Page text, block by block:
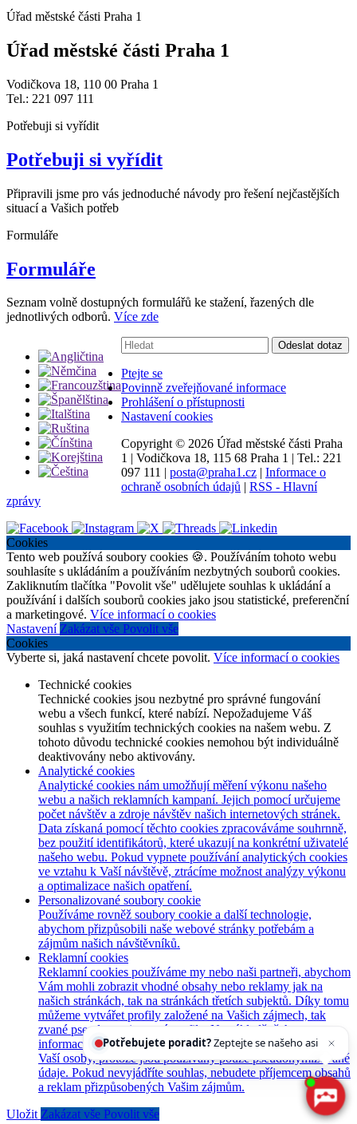
Úřad městské části Praha 1
Úřad městské části Praha 1
Vodičkova 18, 110 00 Praha 1
Tel.: 221 097 111
Potřebuji si vyřídit
Potřebuji si vyřídit
Připravili jsme pro vás jednoduché návody pro řešení nejčastějších
situací a Vašich potřeb
Formuláře
Formuláře
Seznam volně dostupných formulářů ke stažení, řazených dle
jednotlivých odborů. Více zde
Vyhledávání:
Odeslat dotaz
Ptejte se
Povinně zveřejňované informace
Prohlášení o přístupnosti
Nastavení cookies
Copyright © 2026 Úřad městské části Praha
1
Vodičkova 18, 115 68 Praha 1
Tel.: 221
097 111
posta@praha1.cz
Informace o
ochraně osobních údajů
RSS - Hlavní
zprávy
Cookies
Tento web používá soubory cookies 🍪. Používáním tohoto webu
souhlasíte s ukládáním a používáním nezbytných souborů cookies.
Zakliknutím tlačítka "Povolit vše" udělujete souhlas k ukládání a
používání i dalších souborů cookies jako jsou statistické, preferenční
a marketingové. Více informací o cookies
Nastavení Zakázat vše Povolit vše
Cookies
Vyberte si, jaká nastavení chcete povolit. Více informací o cookies
Technické cookies
Technické cookies jsou nezbytné pro správné fungování
webu a všech funkcí, které nabízí. Nepožadujeme Váš
souhlas s využitím technických cookies na našem webu. Z
tohoto důvodu technické cookies nemohou být individuálně
deaktivovány nebo aktivovány.
Analytické cookies
Analytické cookies nám umožňují měření výkonu našeho
webu a našich reklamních kampaní. Jejich pomocí určujeme
počet návštěv a zdroje návštěv našich internetových stránek.
Data získaná pomocí těchto cookies zpracováváme souhrnně,
bez použití identifikátorů, které ukazují na konkrétní uživatelé
našeho webu. Pokud vypnete používání analytických cookies
ve vztahu k Vaší návštěvě, ztrácíme možnost analýzy výkonu
a optimalizace našich opatření.
Personalizované soubory cookie
Používáme rovněž soubory cookie a další technologie,
abychom přizpůsobili naše webové stránky potřebám a
zájmům našich návštěvníků.
Reklamní cookies
Reklamní cookies používáme my nebo naši partneři, abychom
Vám mohli zobrazit vhodné obsahy nebo reklamy jak na
našich stránkách, tak na stránkách třetích subjektů. Díky tomu
můžeme vytvářet profily založené na Vašich zájmech, tak
zvané pseudonymizované profily. Na základě těchto
informací není zpravidla možná bezprostřední identifikace
Vaší osoby, protože jsou používány pouze pseudonymizované
údaje. Pokud nevyjádříte souhlas, nebudete příjemcem obsahů
a reklam přizpůsobených Vašim zájmům.
Uložit Zakázat vše Povolit vše
Potřebujete poradit?
Zeptejte se našeho asistenta
Chettyho.